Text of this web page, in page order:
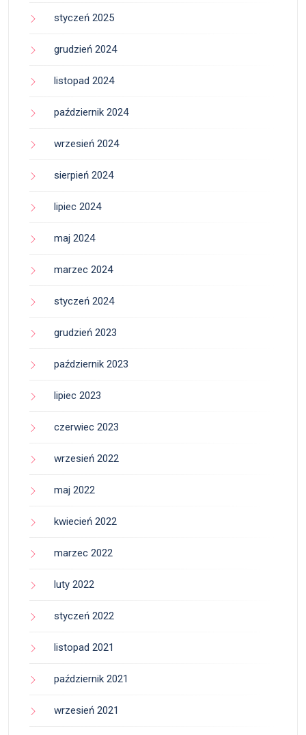
styczeń 2025
grudzień 2024
listopad 2024
październik 2024
wrzesień 2024
sierpień 2024
lipiec 2024
maj 2024
marzec 2024
styczeń 2024
grudzień 2023
październik 2023
lipiec 2023
czerwiec 2023
wrzesień 2022
maj 2022
kwiecień 2022
marzec 2022
luty 2022
styczeń 2022
listopad 2021
październik 2021
wrzesień 2021